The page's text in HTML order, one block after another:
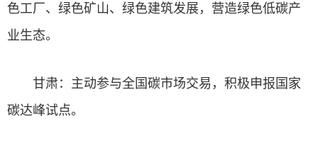
色工厂、绿色矿山、绿色建筑发展，营造绿色低碳产
业生态。
甘肃：主动参与全国碳市场交易，积极申报国家
碳达峰试点。